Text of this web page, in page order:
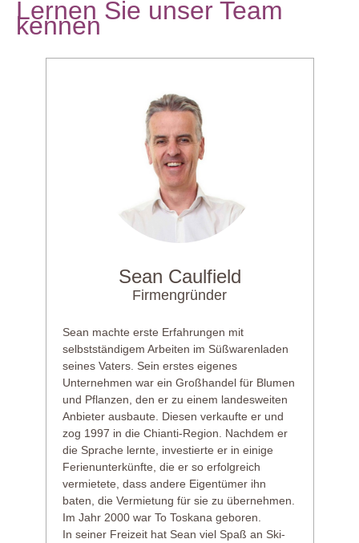
Lernen Sie unser Team
kennen
Sean Caulfield
Firmengründer
Sean machte erste Erfahrungen mit
selbstständigem Arbeiten im Süßwarenladen
seines Vaters. Sein erstes eigenes
Unternehmen war ein Großhandel für Blumen
und Pflanzen, den er zu einem landesweiten
Anbieter ausbaute. Diesen verkaufte er und
zog 1997 in die Chianti-Region. Nachdem er
die Sprache lernte, investierte er in einige
Ferienunterkünfte, die er so erfolgreich
vermietete, dass andere Eigentümer ihn
baten, die Vermietung für sie zu übernehmen.
Im Jahr 2000 war To Toskana geboren.
In seiner Freizeit hat Sean viel Spaß an Ski-